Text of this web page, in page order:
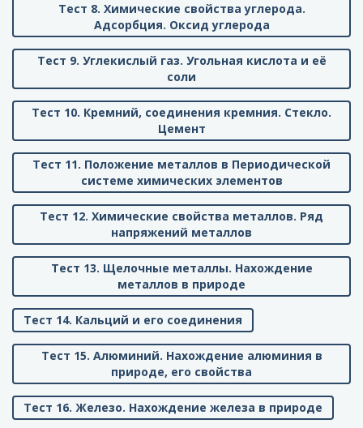
Тест 8. Химические свойства углерода.
Адсорбция. Оксид углерода
Тест 9. Углекислый газ. Угольная кислота и её
соли
Тест 10. Кремний, соединения кремния. Стекло.
Цемент
Тест 11. Положение металлов в Периодической
системе химических элементов
Тест 12. Химические свойства металлов. Ряд
напряжений металлов
Тест 13. Щелочные металлы. Нахождение
металлов в природе
Тест 14. Кальций и его соединения
Тест 15. Алюминий. Нахождение алюминия в
природе, его свойства
Тест 16. Железо. Нахождение железа в природе